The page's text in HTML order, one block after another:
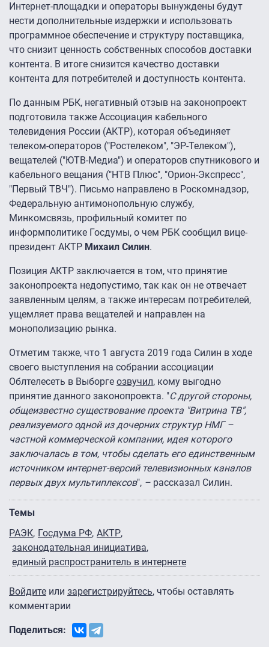
Интернет-площадки и операторы вынуждены будут
нести дополнительные издержки и использовать
программное обеспечение и структуру поставщика,
что снизит ценность собственных способов доставки
контента. В итоге снизится качество доставки
контента для потребителей и доступность контента.
По данным РБК, негативный отзыв на законопроект
подготовила также Ассоциация кабельного
телевидения России (АКТР), которая объединяет
телеком-операторов ("Ростелеком", "ЭР-Телеком"),
вещателей ("ЮТВ-Медиа") и операторов спутникового и
кабельного вещания ("НТВ Плюс", "Орион-Экспресс",
"Первый ТВЧ"). Письмо направлено в Роскомнадзор,
Федеральную антимонопольную службу,
Минкомсвязь, профильный комитет по
информполитике Госдумы, о чем РБК сообщил вице-
президент АКТР Михаил Силин.
Позиция АКТР заключается в том, что принятие
законопроекта недопустимо, так как он не отвечает
заявленным целям, а также интересам потребителей,
ущемляет права вещателей и направлен на
монополизацию рынка.
Отметим также, что 1 августа 2019 года Силин в ходе
своего выступления на собрании ассоциации
Облтелесеть в Выборге озвучил, кому выгодно
принятие данного законопроекта. "С другой стороны,
общеизвестно существование проекта "Витрина ТВ",
реализуемого одной из дочерних структур НМГ –
частной коммерческой компании, идея которого
заключалась в том, чтобы сделать его единственным
источником интернет-версий телевизионных каналов
первых двух мультиплексов", – рассказал Силин.
Темы
РАЭК Госдума РФ АКТР
законодательная инициатива
единый распространитель в интернете
Войдите или зарегистрируйтесь, чтобы оставлять
комментарии
Поделиться: